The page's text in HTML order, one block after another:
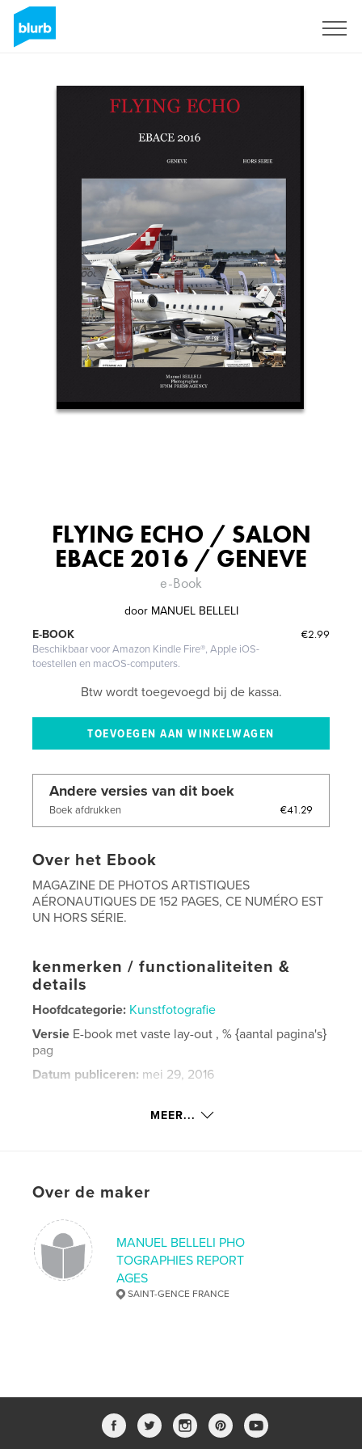
FLYING ECHO / SALON
EBACE 2016 / GENEVE
e-Book
door MANUEL BELLELI
€2.99
E-BOOK
Beschikbaar voor Amazon Kindle Fire®, Apple iOS-
toestellen en macOS-computers.
Btw wordt toegevoegd bij de kassa.
Andere versies van dit boek
Boek afdrukken €41.29
Over het Ebook
MAGAZINE DE PHOTOS ARTISTIQUES
AÉRONAUTIQUES DE 152 PAGES, CE NUMÉRO EST
UN HORS SÉRIE.
kenmerken / functionaliteiten &
details
Hoofdcategorie: Kunstfotografie
Versie E-book met vaste lay-out , % {aantal pagina's}
pag
Datum publiceren: mei 29, 2016
MEER...
Over de maker
MANUEL BELLELI PHO
TOGRAPHIES REPORT
AGES
SAINT-GENCE FRANCE